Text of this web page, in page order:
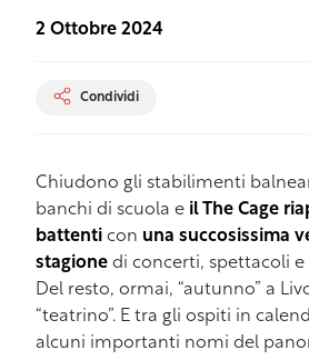
2 Ottobre 2024
Condividi
Chiudono gli stabilimenti
banchi di scuola e il The Cage
battenti con una succosissima
stagione di concerti, spettacoli e
Del resto, ormai, “autunno” a
“teatrino”. E tra gli ospiti in
alcuni importanti nomi del